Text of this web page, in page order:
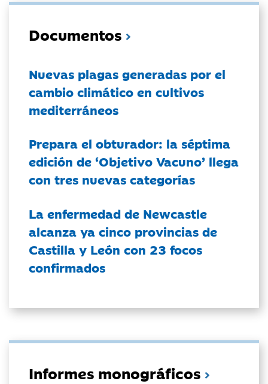
Documentos
Nuevas plagas generadas por el
cambio climático en cultivos
mediterráneos
Prepara el obturador: la séptima
edición de ‘Objetivo Vacuno’ llega
con tres nuevas categorías
La enfermedad de Newcastle
alcanza ya cinco provincias de
Castilla y León con 23 focos
confirmados
Informes monográficos